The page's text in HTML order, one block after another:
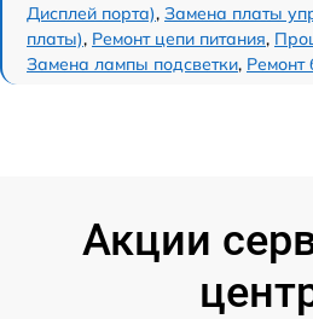
Дисплей порта), Замена платы
платы), Ремонт цепи питания,
Замена лампы подсветки, Ремонт
Акции